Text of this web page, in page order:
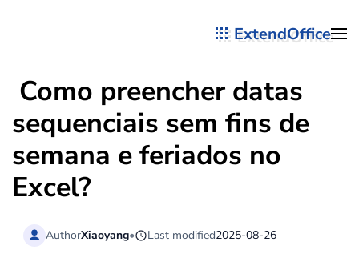
ExtendOffice
Como preencher datas
sequenciais sem fins de
semana e feriados no
Excel?
AuthorXiaoyang• Last modified2025-08-26